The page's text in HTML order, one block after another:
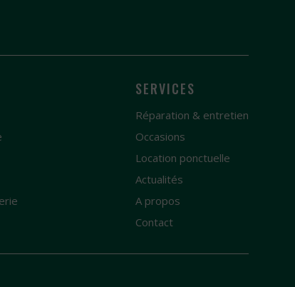
SERVICES
Réparation & entretien
Occasions
Location ponctuelle
Actualités
A propos
Contact